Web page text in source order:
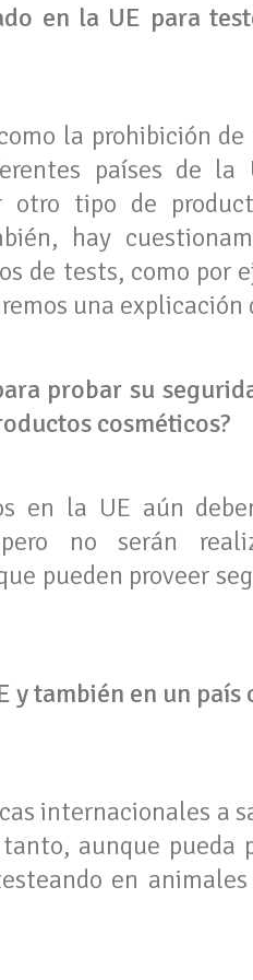
en la UE para
la prohibición
países de la
otro tipo de
hay
de tests, como por
una explicación
probar su
cosméticos?
en la UE aún
no serán
pueden proveer
y también en un
internacionales a
aunque pueda
en